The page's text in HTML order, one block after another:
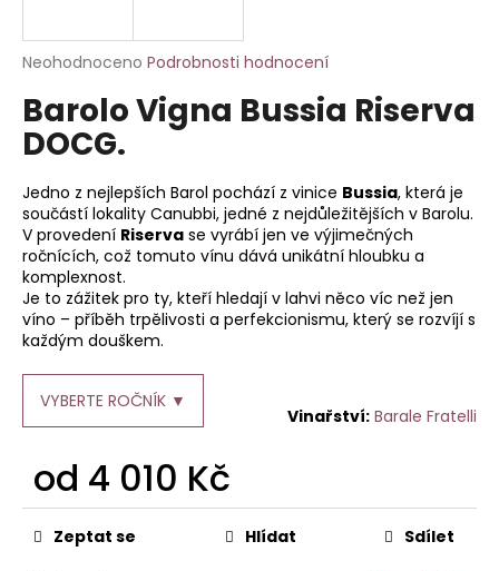
Průměrné
produktu
je
0,0
5
hvězdiček.
Neohodnoceno Podrobnosti hodnocení
Barolo Vigna Bussia Riserva
DOCG.
Jedno z nejlepších Barol pochází z vinice Bussia, která je
součástí lokality Canubbi, jedné z nejdůležitějších v Barolu.
V provedení Riserva se vyrábí jen ve výjimečných
ročnících, což tomuto vínu dává unikátní hloubku a
komplexnost.
Je to zážitek pro ty, kteří hledají v lahvi něco víc než jen
víno – příběh trpělivosti a perfekcionismu, který se rozvíjí s
každým douškem.
VYBERTE ROČNÍK ▼
Barale Fratelli
od 4 010 Kč
Měrná
cena:Zeptat se Hlídat Sdílet
j
t
?
HLEDAT
D
o
o
u
č
u